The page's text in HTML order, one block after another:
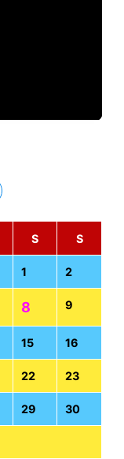
S S
1 2
8 9
15 16
22 23
29 30